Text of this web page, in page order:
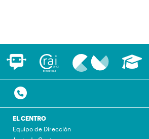
EL CENTRO
Equipo de Dirección